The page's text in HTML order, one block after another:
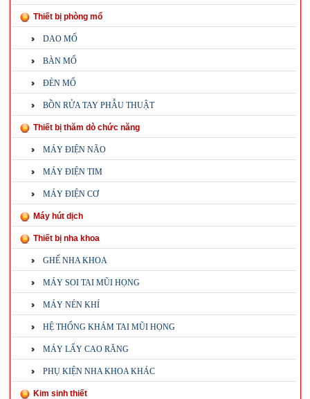
Thiết bị phòng mổ
DAO MỔ
BÀN MỔ
ĐÈN MỔ
BỒN RỬA TAY PHẪU THUẬT
Thiết bị thăm dò chức năng
MÁY ĐIỆN NÃO
MÁY ĐIỆN TIM
MÁY ĐIỆN CƠ
Máy hút dịch
Thiết bị nha khoa
GHẾ NHA KHOA
MÁY SOI TAI MŨI HỌNG
MÁY NÉN KHÍ
HỆ THỐNG KHÁM TAI MŨI HỌNG
MÁY LẤY CAO RĂNG
PHỤ KIỆN NHA KHOA KHÁC
Kim sinh thiết